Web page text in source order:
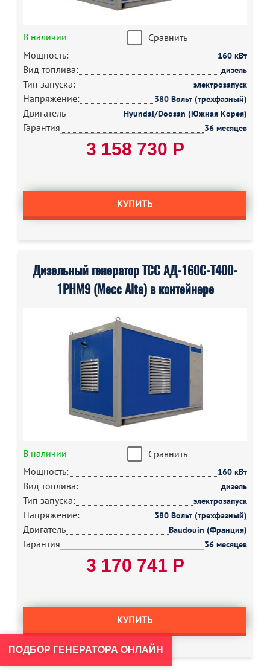
В наличии
Сравнить
Мощность:
160 кВт
Вид топлива: дизель
Тип запуска: электрозапуск
Напряжение: 380 Вольт (трехфазный)
Двигатель Hyundai/Doosan (Южная Корея)
Гарантия 36 месяцев
3 158 730 Р
КУПИТЬ
Дизельный генератор ТСС АД-160С-Т400-
1РНМ9 (Mecc Alte) в контейнере
В наличии
Сравнить
Мощность:
160 кВт
Вид топлива: дизель
Тип запуска: электрозапуск
Напряжение: 380 Вольт (трехфазный)
Двигатель Baudouin (Франция)
Гарантия 36 месяцев
3 170 741 Р
КУПИТЬ
ПОДБОР ГЕНЕРАТОРА ОНЛАЙН